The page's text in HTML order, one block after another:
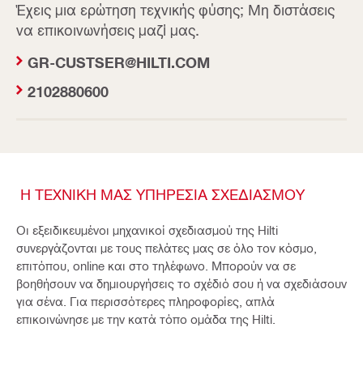
Έχεις μια ερώτηση τεχνικής φύσης; Μη διστάσεις
να επικοινωνήσεις μαζί μας.
GR-CUSTSER@HILTI.COM
2102880600
Η ΤΕΧΝΙΚΗ ΜΑΣ ΥΠΗΡΕΣΙΑ ΣΧΕΔΙΑΣΜΟΥ
Οι εξειδικευμένοι μηχανικοί σχεδιασμού της Hilti
συνεργάζονται με τους πελάτες μας σε όλο τον κόσμο,
επιτόπου, online και στο τηλέφωνο. Μπορούν να σε
βοηθήσουν να δημιουργήσεις το σχέδιό σου ή να σχεδιάσουν
για σένα. Για περισσότερες πληροφορίες, απλά
επικοινώνησε με την κατά τόπο ομάδα της Hilti.